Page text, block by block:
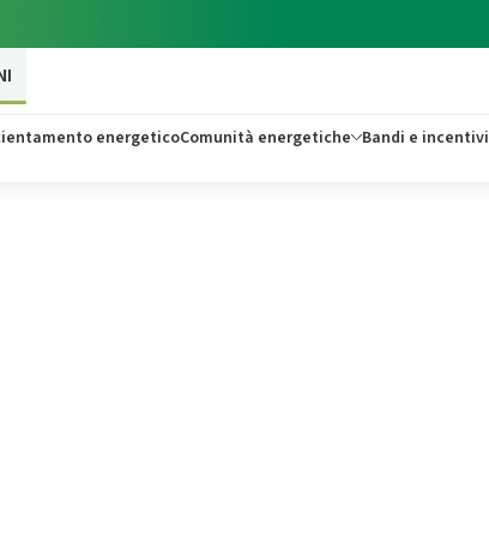
energeticoComunità energetiche Bandi e incentivi